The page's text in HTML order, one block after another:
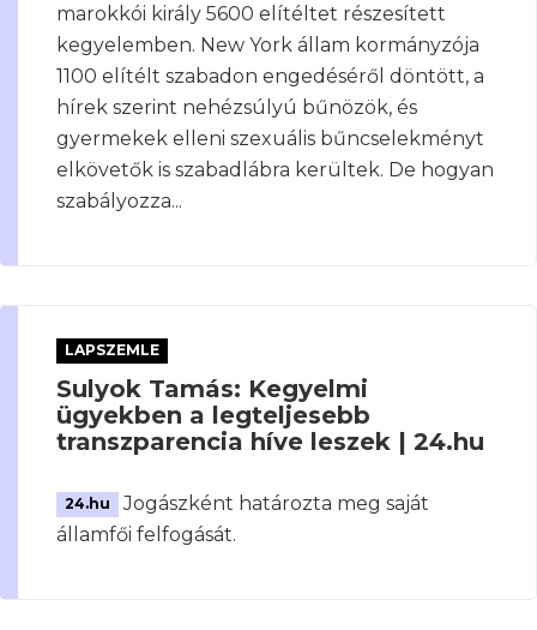
marokkói király 5600 elítéltet részesített
kegyelemben. New York állam kormányzója
1100 elítélt szabadon engedéséről döntött, a
hírek szerint nehézsúlyú bűnözök, és
gyermekek elleni szexuális bűncselekményt
elkövetők is szabadlábra kerültek. De hogyan
szabályozza...
LAPSZEMLE
Sulyok Tamás: Kegyelmi
ügyekben a legteljesebb
transzparencia híve leszek | 24.hu
24.hu
Jogászként határozta meg saját
államfői felfogását.